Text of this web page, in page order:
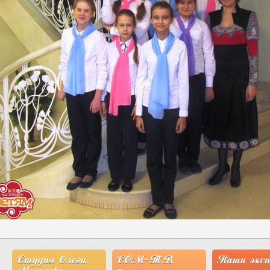
СОМ-ТВ Наши эксперты СМИ о